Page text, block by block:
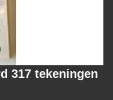
317 tekeningen